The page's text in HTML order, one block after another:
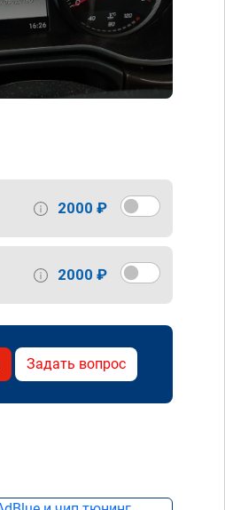
2000 ₽
2000 ₽
Задать вопрос